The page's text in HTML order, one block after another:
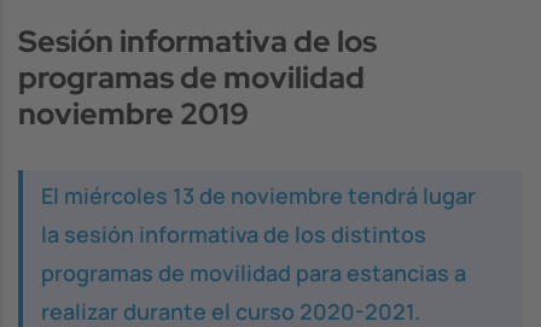
Sesión informativa de los
programas de movilidad
noviembre 2019
El miércoles 13 de noviembre tendrá lugar
la sesión informativa de los distintos
programas de movilidad para estancias a
realizar durante el curso 2020-2021.